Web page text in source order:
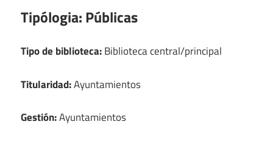
Tipólogia:Públicas
Tipo de biblioteca:Biblioteca central/principal
Titularidad:Ayuntamientos
Gestión:Ayuntamientos